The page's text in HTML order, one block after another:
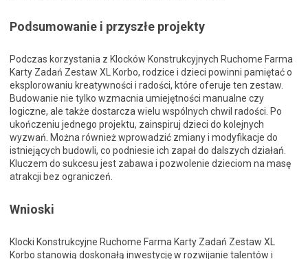
Podsumowanie i przyszłe projekty
Podczas korzystania z Klocków Konstrukcyjnych Ruchome Farma
Karty Zadań Zestaw XL Korbo, rodzice i dzieci powinni pamiętać o
eksplorowaniu kreatywności i radości, które oferuje ten zestaw.
Budowanie nie tylko wzmacnia umiejętności manualne czy
logiczne, ale także dostarcza wielu wspólnych chwil radości. Po
ukończeniu jednego projektu, zainspiruj dzieci do kolejnych
wyzwań. Można również wprowadzić zmiany i modyfikacje do
istniejących budowli, co podniesie ich zapał do dalszych działań.
Kluczem do sukcesu jest zabawa i pozwolenie dzieciom na masę
atrakcji bez ograniczeń.
Wnioski
Klocki Konstrukcyjne Ruchome Farma Karty Zadań Zestaw XL
Korbo stanowią doskonałą inwestycję w rozwijanie talentów i